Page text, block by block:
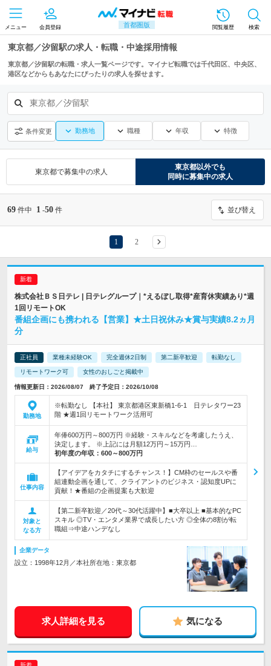
首都圏版
メニュー 会員登録 閲覧履歴 検索
東京都／汐留駅の求人・転職・中途採用情報
東京都／汐留駅の転職・求人一覧ページです。マイナビ転職では千代田区、中央区、
港区などからもあなたにぴったりの求人を探せます。
東京都／汐留駅
条件変更 勤務地 職種 年収 特徴
東京都で募集中の求人
東京都以外でも
同時に募集中の求人
69 件中 1 -50 件 並び替え
1 2
株式会社ＢＳ日テレ | 日テレグループ｜*えるぼし取得*産育休実績あり*週
1回リモートOK
番組企画にも携われる【営業】★土日祝休み★賞与実績8.2ヵ月
分
正社員 業種未経験OK 完全週休2日制 第二新卒歓迎 転勤なし
リモートワーク可 女性のおしごと掲載中
情報更新日：2026/08/07 終了予定日：2026/10/08
勤務地
※転勤なし 【本社】 東京都港区東新橋1-6-1 日テレタワー23
階 ★週1回リモートワーク活用可
給与
年俸600万円～800万円 ※経験・スキルなどを考慮したうえ、
決定します。 ※上記には月額12万円～15万円…
初年度の年収： 600～800万円
仕事内容
【アイデアをカタチにするチャンス！】CM枠のセールスや番
組連動企画を通して、クライアントのビジネス・認知度UPに
貢献！★番組の企画提案も大歓迎
対象と
なる方
【第二新卒歓迎／20代～30代活躍中】■大卒以上 ■基本的なPC
スキル ◎TV・エンタメ業界で成長したい方 ◎全体の8割が転
職組⇒中途ハンデなし
企業データ
設立：1998年12月／本社所在地：東京都
求人詳細を見る 気になる